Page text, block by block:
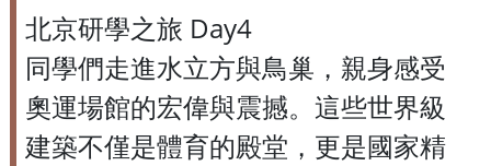
北京研學之旅 Day4
同學們走進水立方與鳥巢，親身感受
奧運場館的宏偉與震撼。這些世界級
建築不僅是體育的殿堂，更是國家精